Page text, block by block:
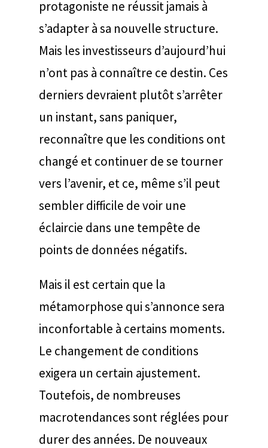
protagoniste ne réussit jamais à
s’adapter à sa nouvelle structure.
Mais les investisseurs d’aujourd’hui
n’ont pas à connaître ce destin. Ces
derniers devraient plutôt s’arrêter
un instant, sans paniquer,
reconnaître que les conditions ont
changé et continuer de se tourner
vers l’avenir, et ce, même s’il peut
sembler difficile de voir une
éclaircie dans une tempête de
points de données négatifs.
Mais il est certain que la
métamorphose qui s’annonce sera
inconfortable à certains moments.
Le changement de conditions
exigera un certain ajustement.
Toutefois, de nombreuses
macrotendances sont réglées pour
durer des années. De nouveaux